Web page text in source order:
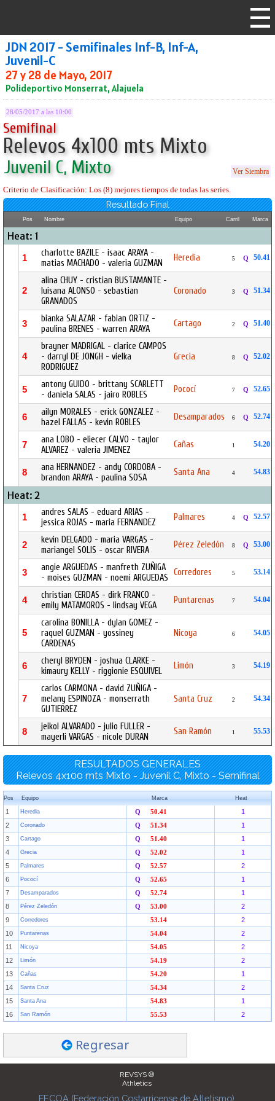
JDN 2017 - Semifinales Inf-B, Inf-A,
Juvenil-C
27 y 28 de Mayo, 2017
Polideportivo Monserrat, Alajuela
28/05/2017 a las 10:00
Semifinal
Relevos 4x100 mts Mixto
Juvenil C, Mixto Ver Siembra
Criterio de Clasificación: Los (8) mejores tiempos de todas las series.
Resultado Final
Pos Nombre Equipo Carril Marca
Heat: 1
1
charlotte BAZILE - isaac ARAYA -
matias MACHADO - valeria GUZMAN
Heredia 5 Q 50.41
2
alina CHUY - cristian BUSTAMANTE -
luisana ALONSO - sebastian
GRANADOS
Coronado 3 Q 51.34
3
bianka SALAZAR - fabian ORTIZ -
paulina BRENES - warren ARAYA
Cartago 2 Q 51.40
4
brayner MADRIGAL - clarice CAMPOS
- darryl DE JONGH - vielka
RODRIGUEZ
Grecia 8 Q 52.02
5
antony GUIDO - brittany SCARLETT
- daniela SALAS - jairo ROBLES
Pococí 7 Q 52.65
6
ailyn MORALES - erick GONZALEZ -
hazel FALLAS - kevin ROBLES
Desamparados 6 Q 52.74
7
ana LOBO - eliecer CALVO - taylor
ALVAREZ - valeria JIMENEZ
Cañas 1 54.20
8
ana HERNANDEZ - andy CORDOBA -
brandon ARAYA - paulina SOSA
Santa Ana 4 54.83
Heat: 2
1
andres SALAS - eduard ARIAS -
jessica ROJAS - maria FERNANDEZ
Palmares 4 Q 52.57
2
kevin DELGADO - maria VARGAS -
mariangel SOLIS - oscar RIVERA
Pérez Zeledón 8 Q 53.00
3
angie ARGUEDAS - manfreth ZUÑIGA
- moises GUZMAN - noemi ARGUEDAS
Corredores 5 53.14
4
christian CERDAS - dirk FRANCO -
emily MATAMOROS - lindsay VEGA
Puntarenas 7 54.04
5
carolina BONILLA - dylan GOMEZ -
raquel GUZMAN - yossiney
CARDENAS
Nicoya 6 54.05
6
cheryl BRYDEN - joshua CLARKE -
kimaury KELLY - riggionie ESQUIVEL
Limón 3 54.19
7
carlos CARMONA - david ZUÑIGA -
melany ESPINOZA - monserrath
GUTIERREZ
Santa Cruz 2 54.34
8
jeikol ALVARADO - julio FULLER -
mayerli VARGAS - nicole DURAN
San Ramón 1 55.53
RESULTADOS GENERALES
Relevos 4x100 mts Mixto - Juvenil C, Mixto - Semifinal
Pos Equipo Marca Heat
1 Heredia Q 50.41
1
2
Coronado Q 51.34
1
3
Cartago Q 51.40
1
4
Grecia Q 52.02
1
5
Palmares Q 52.57
2
6
Pococí Q 52.65
1
7
Desamparados Q 52.74
1
8
Pérez Zeledón Q 53.00
2
9
Corredores 53.14
2
10
Puntarenas 54.04
2
11
Nicoya 54.05
2
12
Limón 54.19
2
13
Cañas 54.20
1
14
Santa Cruz 54.34
2
15
Santa Ana 54.83
1
16
San Ramón 55.53 2
Regresar
REVSYS ®
Athletics
FECOA (Federación Costarricense de Atletismo)